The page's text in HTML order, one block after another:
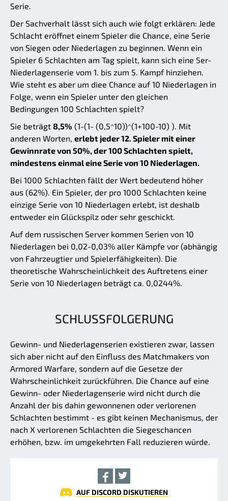
Serie.
Der Sachverhalt lässt sich auch wie folgt erklären: Jede
Schlacht eröffnet einem Spieler die Chance, eine Serie
von Siegen oder Niederlagen zu beginnen. Wenn ein
Spieler 6 Schlachten am Tag spielt, kann sich eine 5er-
Niederlagenserie vom 1. bis zum 5. Kampf hinziehen.
Wie steht es aber um diee Chance auf 10 Niederlagen in
Folge, wenn ein Spieler unter den gleichen
Bedingungen 100 Schlachten spielt?
Sie beträgt 8,5% (1-(1- (0,5^10))^(1+100-10) ). Mit
anderen Worten, erlebt jeder 12. Spieler mit einer
Gewinnrate von 50%, der 100 Schlachten spielt,
mindestens einmal eine Serie von 10 Niederlagen.
Bei 1000 Schlachten fällt der Wert bedeutend höher
aus (62%). Ein Spieler, der pro 1000 Schlachten keine
einzige Serie von 10 Niederlagen erlebt, ist deshalb
entweder ein Glückspilz oder sehr geschickt.
Auf dem russischen Server kommen Serien von 10
Niederlagen bei 0,02-0,03% aller Kämpfe vor (abhängig
von Fahrzeugtier und Spielerfähigkeiten). Die
theoretische Wahrscheinlichkeit des Auftretens einer
Serie von 10 Niederlagen beträgt ca. 0,0244%.
SCHLUSSFOLGERUNG
Gewinn- und Niederlagenserien existieren zwar, lassen
sich aber nicht auf den Einfluss des Matchmakers von
Armored Warfare, sondern auf die Gesetze der
Wahrscheinlichkeit zurückführen. Die Chance auf eine
Gewinn- oder Niederlagenserie wird nicht durch die
Anzahl der bis dahin gewonnenen oder verlorenen
Schlachten bestimmt - es gibt keinen Mechanismus, der
nach X verlorenen Schlachten die Siegeschancen
erhöhen, bzw. im umgekehrten Fall reduzieren würde.
AUF DISCORD DISKUTIEREN